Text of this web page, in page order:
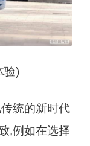
验)
统的新时代
,例如在选择